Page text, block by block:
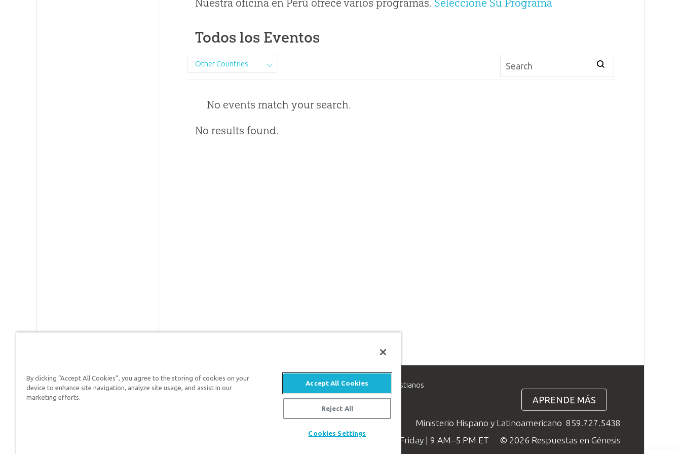
Nuestra oficina en Perú ofrece varios programas. Seleccione Su Programa
Todos los Eventos
Other Countries
No events match your search.
No results found.
Respuestas en Génesis es un ministerio de apologética, dedicado a ayudar a los cristianos
defender su fe y proclamar el evangelio de Jesucristo.
APRENDE MÁS
Ministerio Hispano y Latinoamericano 859.727.5438
Available Monday–Friday | 9 AM–5 PM ET
© 2026 Respuestas en Génesis
By clicking “Accept All Cookies”, you agree to the storing of cookies on your
device to enhance site navigation, analyze site usage, and assist in our
marketing efforts.
Accept All Cookies
Reject All
Cookies Settings